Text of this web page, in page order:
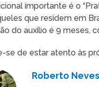
importante é o
que residem em
do auxílio é 9 meses,
se de estar atento às
Roberto Neves